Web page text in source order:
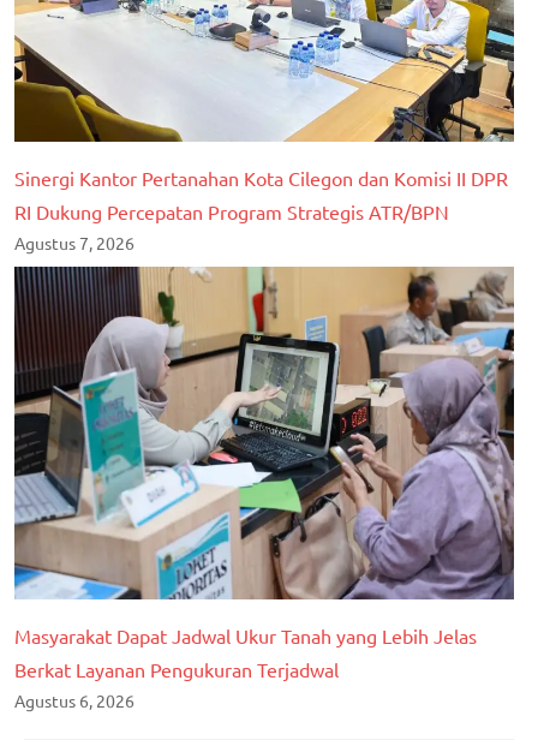
Sinergi Kantor Pertanahan Kota Cilegon dan Komisi II DPR
RI Dukung Percepatan Program Strategis ATR/BPN
Agustus 7, 2026
Masyarakat Dapat Jadwal Ukur Tanah yang Lebih Jelas
Berkat Layanan Pengukuran Terjadwal
Agustus 6, 2026